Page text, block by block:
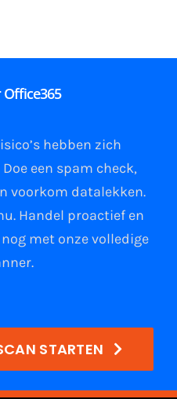
Office365
hebben zich
Doe een spam check,
voorkom datalekken.
Handel proactief en
met onze volledige
.
STARTEN